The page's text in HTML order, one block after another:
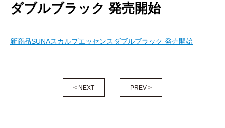
ダブルブラック 発売開始
新商品SUNAスカルプエッセンスダブルブラック 発売開始
< NEXT PREV >